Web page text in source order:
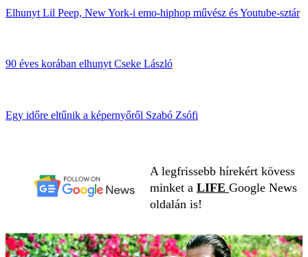
Elhunyt Lil Peep, New York-i emo-hiphop művész és Youtube-sztár
90 éves korában elhunyt Cseke László
Egy időre eltűnik a képernyőről Szabó Zsófi
A legfrissebb hírekért kövess
minket a LIFE Google News
oldalán is!